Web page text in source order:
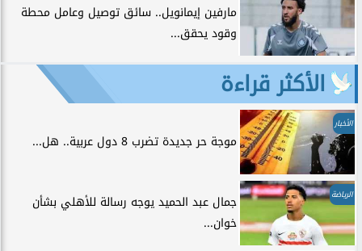
مارفين إيمانويل.. سائق توصيل وعامل محطة
وقود يحقق...
الأكثر قراءة
الأخبار
موجة حر جديدة تضرب 8 دول عربية.. هل...
الرياضة
جمال عبد الحميد يوجه رسالة للأهلي بشأن
خوان...